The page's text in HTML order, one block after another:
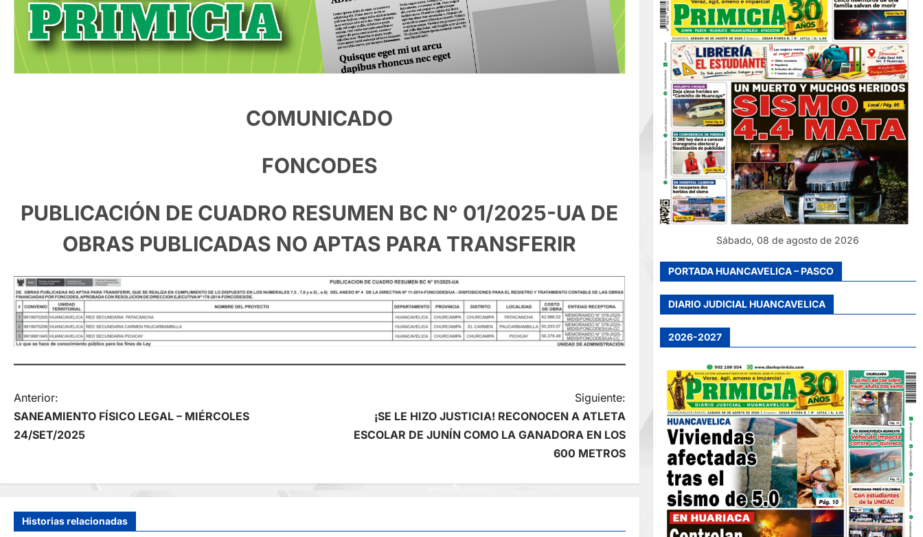
COMUNICADO
FONCODES
PUBLICACIÓN DE CUADRO RESUMEN BC N° 01/2025-UA DE
OBRAS PUBLICADAS NO APTAS PARA TRANSFERIR
N
a
g
Anterior:
SANEAMIENTO FÍSICO LEGAL – MIÉRCOLES
24/SET/2025
Siguiente:
¡SE LE HIZO JUSTICIA! RECONOCEN A ATLETA
ESCOLAR DE JUNÍN COMO LA GANADORA EN LOS
600 METROS
Historias relacionadas
Sábado, 08 de agosto de 2026
PORTADA HUANCAVELICA – PASCO
DIARIO JUDICIAL HUANCAVELICA
2026-2027